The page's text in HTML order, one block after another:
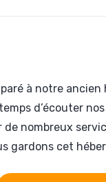
à notre
d’écouter
nombreux
gardons cet